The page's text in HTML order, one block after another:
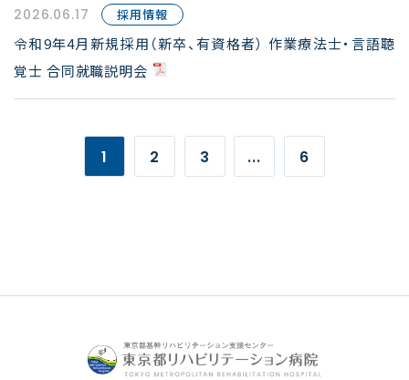
2026.06.17 採用情報
令和9年4月新規採用（新卒、有資格者） 作業療法士・言語聴
覚士 合同就職説明会
1 2 3 ... 6